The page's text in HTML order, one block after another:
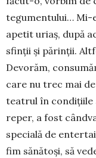
tegumentului… Mi-
apetit uriaș, după
sfinții și părinții.
Devorăm,
care nu trec mai
teatrul în condițiile
reper, a fost
specială de
fim sănătoși, să